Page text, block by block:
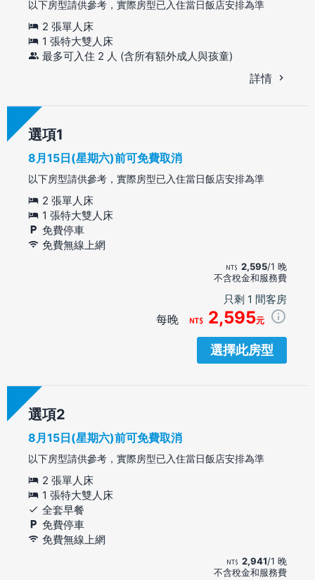
以下房型請供參考，實際房型已入住當日飯店安排為準
2 張單人床
1 張特大雙人床
最多可入住 2 人 (含所有額外成人與孩童)
詳情
選項
8月15日(星期六)前可免費取消
以下房型請供參考，實際房型已入住當日飯店安排為準
2 張單人床
1 張特大雙人床
免費停車
免費無線上網
2,595/1 晚
不含稅金和服務費
只剩 1 間客房
每晚 2,595元
選擇此房型
選項
8月15日(星期六)前可免費取消
以下房型請供參考，實際房型已入住當日飯店安排為準
2 張單人床
1 張特大雙人床
全套早餐
免費停車
免費無線上網
2,941/1 晚
不含稅金和服務費